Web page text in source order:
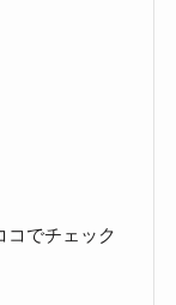
コでチェック